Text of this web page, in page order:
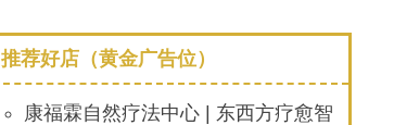
推荐好店（黄金广告位）
康福霖自然疗法中心 | 东西方疗愈智